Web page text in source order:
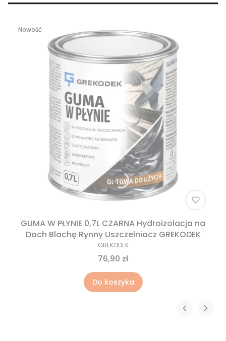
Nowość
GUMA W PŁYNIE 0,7L CZARNA Hydroizolacja na
Dach Blachę Rynny Uszczelniacz GREKODEK
GREKODEK
76,90 zł
Do koszyka